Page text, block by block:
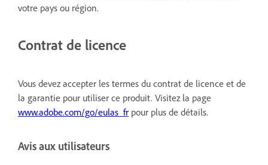
votre pays ou région.
Contrat de licence
Vous devez accepter les termes du contrat de licence et de
la garantie pour utiliser ce produit. Visitez la page
www.adobe.com/go/eulas_fr pour plus de détails.
Avis aux utilisateurs